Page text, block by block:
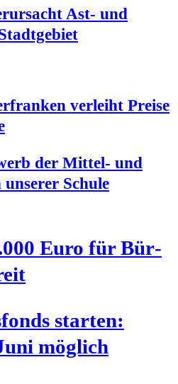
Ast- und
ver­leiht Prei­se
der Mit­tel- und
Schu­le
Euro für Bür­
star­ten:
möglich